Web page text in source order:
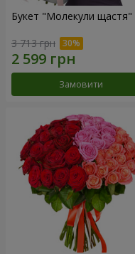
Букет "Молекули щастя"
3 713 грн
Замовити